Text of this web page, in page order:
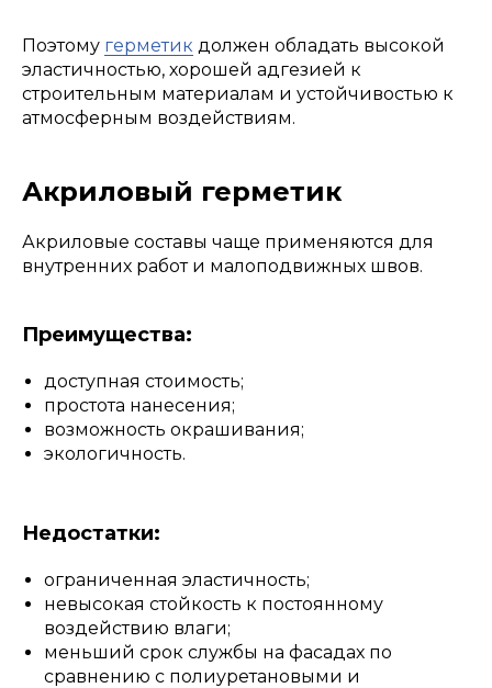
Поэтому герметик должен обладать высокой
эластичностью, хорошей адгезией к
строительным материалам и устойчивостью к
атмосферным воздействиям.
Акриловый герметик
Акриловые составы чаще применяются для
внутренних работ и малоподвижных швов.
Преимущества:
доступная стоимость;
простота нанесения;
возможность окрашивания;
экологичность.
Недостатки:
ограниченная эластичность;
невысокая стойкость к постоянному
воздействию влаги;
меньший срок службы на фасадах по
сравнению с полиуретановыми и